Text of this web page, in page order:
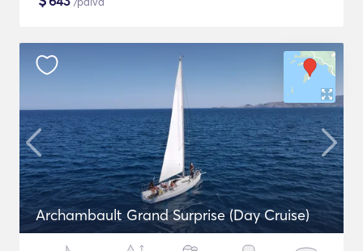
Archambault Grand Surprise (Day Cruise)